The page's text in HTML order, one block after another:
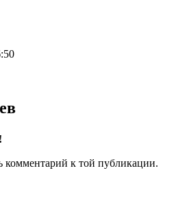
к той публикации.